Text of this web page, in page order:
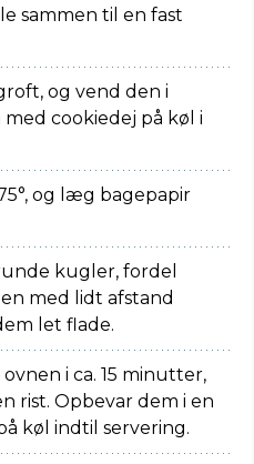
sammen til en fast
og vend den i
cookiedej på køl i
og læg bagepapir
kugler, fordel
med lidt afstand
let flade.
i ca. 15 minutter,
rist. Opbevar dem i en
køl indtil servering.